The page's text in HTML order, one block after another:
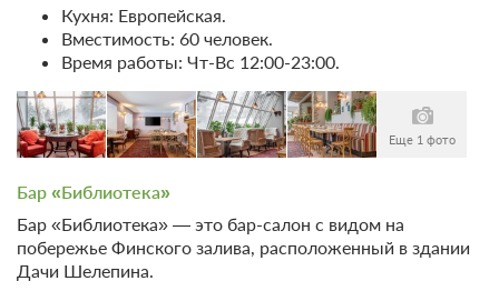
Сумма предоплаты составляет 34500 руб.
34 500 Забронировать
2 гостя
Моментальное подтверждение
В стоимость входит:
стол"
Бесплатная отмена до 20 августа 2026 23:59; При отмене
после 21 августа 2026 00:00 оплата не возвращается
Кухня: Европейская.
Вместимость: 60 человек.
Время работы: Чт-Вс 12:00-23:00.
Еще 1 фото
Бар «Библиотека»
Бар «Библиотека» — это бар-салон с видом на
побережье Финского залива, расположенный в здании
Дачи Шелепина.